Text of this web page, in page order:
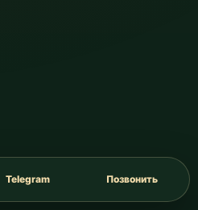
Telegram Позвонить